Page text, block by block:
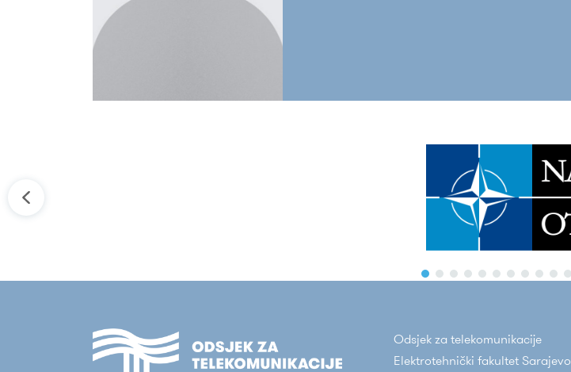
Odsjek za telekomunikacije
Elektrotehnički fakultet Sarajevo